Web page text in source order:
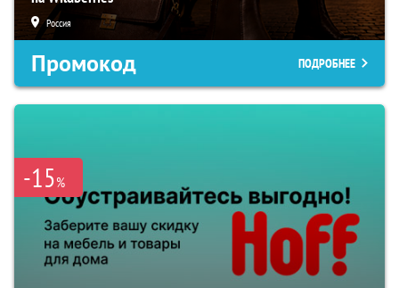
Россия
Промокод ПОДРОБНЕЕ
-15%